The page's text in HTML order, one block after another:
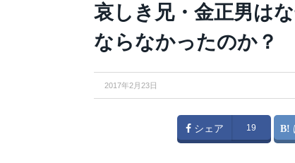
哀しき兄・金正男は
ならなかったのか？
2017年2月23日
シェア 19